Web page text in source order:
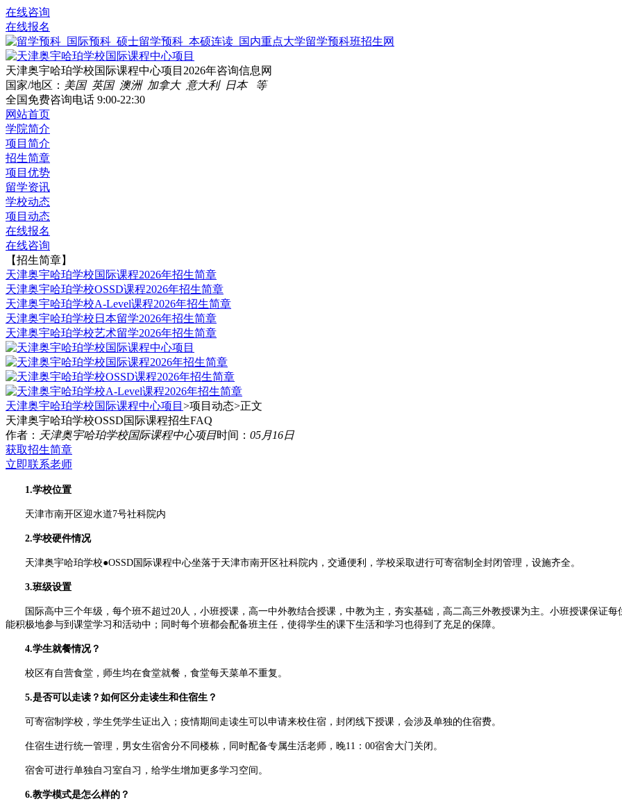
在线咨询
在线报名
天津奥宇哈珀学校国际课程中心项目2026年咨询信息网
国家/地区： 美国 英国 澳洲 加拿大 意大利 日本 等
全国免费咨询电话 9:00-22:30
网站首页
学院简介
项目简介
招生简章
项目优势
留学资讯
学校动态
项目动态
在线报名
在线咨询
【招生简章】
天津奥宇哈珀学校国际课程2026年招生简章
天津奥宇哈珀学校OSSD课程2026年招生简章
天津奥宇哈珀学校A-Level课程2026年招生简章
天津奥宇哈珀学校日本留学2026年招生简章
天津奥宇哈珀学校艺术留学2026年招生简章
天津奥宇哈珀学校国际课程中心项目 >项目动态>正文
天津奥宇哈珀学校OSSD国际课程招生FAQ
作者： 天津奥宇哈珀学校国际课程中心项目时间： 05月16日
获取招生简章
立即联系老师
1.学校位置
天津市南开区迎水道7号社科院内
2.学校硬件情况
天津奥宇哈珀学校●OSSD国际课程中心坐落于天津市南开区社科院内，交通便利，学校采取进行可寄宿制全封闭管理，设施齐全。
3.班级设置
国际高中三个年级，每个班不超过20人，小班授课，高一中外教结合授课，中教为主，夯实基础，高二高三外教授课为主。小班授课保证
能积极地参与到课堂学习和活动中；同时每个班都会配备班主任，使得学生的课下生活和学习也得到了充足的保障。
4.学生就餐情况？
校区有自营食堂，师生均在食堂就餐，食堂每天菜单不重复。
5.是否可以走读？如何区分走读生和住宿生？
可寄宿制学校，学生凭学生证出入；疫情期间走读生可以申请来校住宿，封闭线下授课，会涉及单独的住宿费。
住宿生进行统一管理，男女生宿舍分不同楼栋，同时配备专属生活老师，晚11：00宿舍大门关闭。
宿舍可进行单独自习室自习，给学生增加更多学习空间。
6.教学模式是怎么样的？